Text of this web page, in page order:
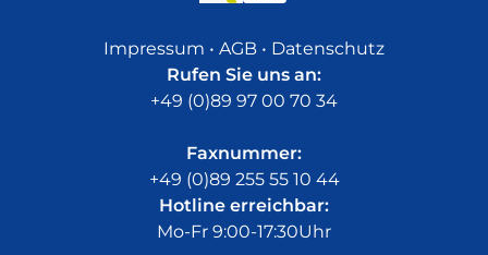
Impressum • AGB • Datenschutz
Rufen Sie uns an:
+49 (0)89 97 00 70 34
Faxnummer:
+49 (0)89 255 55 10 44
Hotline erreichbar:
Mo-Fr 9:00-17:30Uhr